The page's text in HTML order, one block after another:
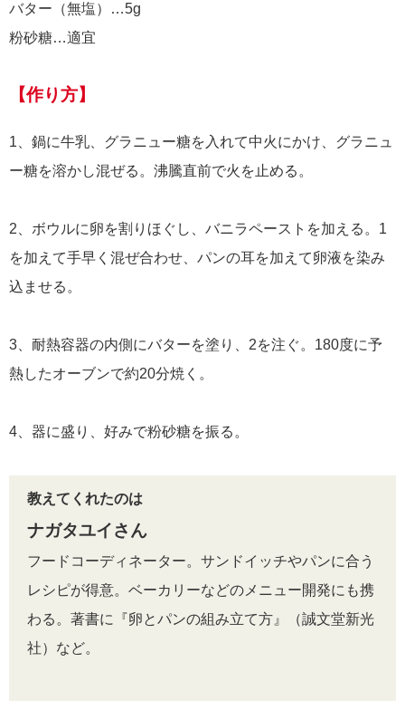
バター（無塩）…5g
粉砂糖…適宜
【作り方】
1、鍋に牛乳、グラニュー糖を入れて中火にかけ、グラニュ
ー糖を溶かし混ぜる。沸騰直前で火を止める。
2、ボウルに卵を割りほぐし、バニラペーストを加える。1
を加えて手早く混ぜ合わせ、パンの耳を加えて卵液を染み
込ませる。
3、耐熱容器の内側にバターを塗り、2を注ぐ。180度に予
熱したオーブンで約20分焼く。
4、器に盛り、好みで粉砂糖を振る。
教えてくれたのは
ナガタユイさん
フードコーディネーター。サンドイッチやパンに合う
レシピが得意。ベーカリーなどのメニュー開発にも携
わる。著書に『卵とパンの組み立て方』（誠文堂新光
社）など。